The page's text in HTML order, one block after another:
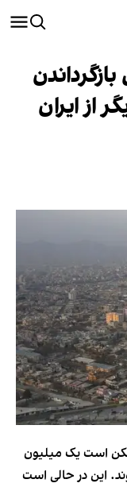
از ایران
است یک میلیون
این در حالی‌ است